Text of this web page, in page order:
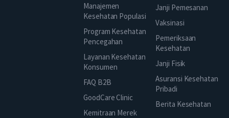
Manajemen
Kesehatan Populasi
Program Kesehatan
Pencegahan
Layanan Kesehatan
Konsumen
FAQ B2B
GoodCare Clinic
Kemitraan Merek
Janji Pemesanan
Vaksinasi
Pemeriksaan
Kesehatan
Janji Fisik
Asuransi Kesehatan
Pribadi
Berita Kesehatan